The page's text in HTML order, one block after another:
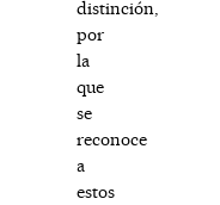
distinción,
por
la
que
se
reconoce
a
estos